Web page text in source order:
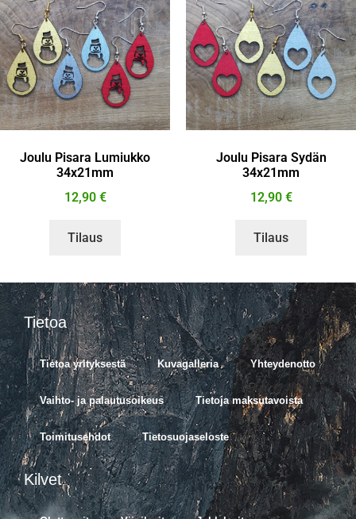
Joulu Pisara Lumiukko
34x21mm
12,90 €
Tilaus
Joulu Pisara Sydän
34x21mm
12,90 €
Tilaus
Tietoa
Tietoa yrityksestä Kuvagalleria Yhteydenotto
Vaihto- ja palautusoikeus Tietoja maksutavoista
Toimitusehdot Tietosuojaseloste
Kilvet